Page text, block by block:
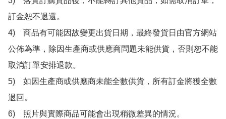
訂金恕不退還。
4)　商品有可能因故變更出貨日期，最終發貨日由官方網站
公佈為準，除因生產商或供應商問題未能供貨，否則恕不能
取消訂單安排退款。
5)　如因生產商或供應商未能全數供貨，所有訂金將獲全數
退回。
6)　照片與實際商品可能會出現稍微差異的情況。